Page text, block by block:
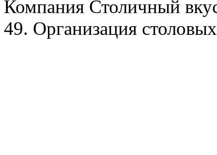
Компания Столичный
49. Организация